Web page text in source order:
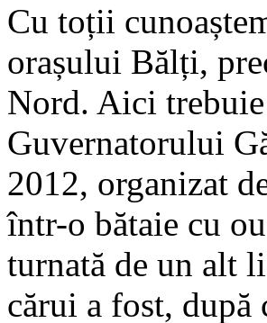
Cu toții
orașului Bălți,
Nord. Aici
Guvernatorului
2012, organizat
într-o bătaie cu
turnată de un alt
cărui a fost, după